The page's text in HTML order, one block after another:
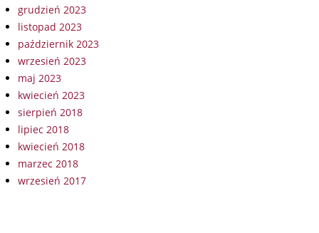
grudzień 2023
listopad 2023
październik 2023
wrzesień 2023
maj 2023
kwiecień 2023
sierpień 2018
lipiec 2018
kwiecień 2018
marzec 2018
wrzesień 2017